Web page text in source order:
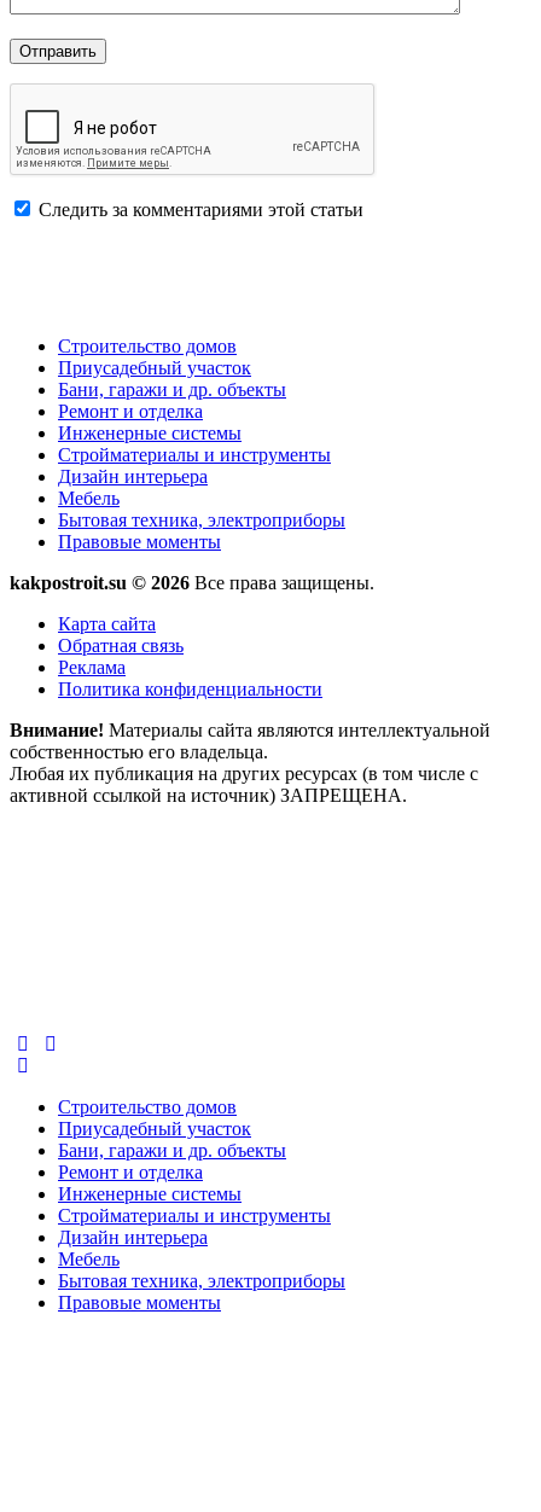
Следить за комментариями этой статьи
Строительство домов
Приусадебный участок
Бани, гаражи и др. объекты
Ремонт и отделка
Инженерные системы
Стройматериалы и инструменты
Дизайн интерьера
Мебель
Бытовая техника, электроприборы
Правовые моменты
kakpostroit.su © 2026 Все права защищены.
Карта сайта
Обратная связь
Реклама
Политика конфиденциальности
Внимание! Материалы сайта являются интеллектуальной
собственностью его владельца.
Любая их публикация на других ресурсах (в том числе с
активной ссылкой на источник) ЗАПРЕЩЕНА.
Строительство домов
Приусадебный участок
Бани, гаражи и др. объекты
Ремонт и отделка
Инженерные системы
Стройматериалы и инструменты
Дизайн интерьера
Мебель
Бытовая техника, электроприборы
Правовые моменты